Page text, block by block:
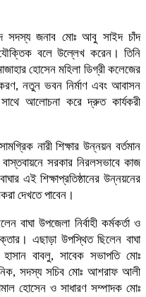
সদস্য জনাব মোঃ আবু সাইদ চাঁদ
বলে উল্লেখ করেন। তিনি
হোসেন মহিলা ডিগ্রী কলেজের
নতুন ভবন নির্মাণ এবং আবাসন
সাথে আলোচনা করে দ্রুত কার্যকরী
নারী শিক্ষার উন্নয়ন বর্তমান
সরকার নিরলসভাবে কাজ
এই শিক্ষাপ্রতিষ্ঠানের উন্নয়নের
দেখতে পাবেন।
বাঘা উপজেলা নির্বাহী কর্মকর্তা ও
এছাড়া উপস্থিত ছিলেন বাঘা
বাবলু, সাবেক সভাপতি মোঃ
সদস্য সচিব মোঃ আশরাফ আলী
হোসেন ও সাধারণ সম্পাদক মোঃ